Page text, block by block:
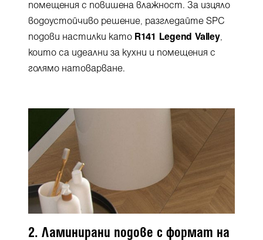
помещения с повишена влажност. За изцяло
водоустойчиво решение, разгледайте SPC
подови настилки като R141 Legend Valley
които са идеални за кухни и помещения с
голямо натоварване.
2. Ламинирани подове с формат на